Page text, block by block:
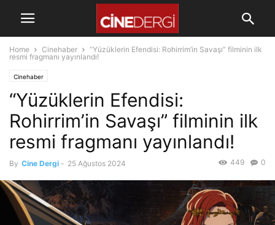
Home Cinehaber
“Yüzüklerin Efendisi: Rohirrim’in Savaşı” filminin ilk
resmi fragmanı yayınlandı!
Cinehaber
“Yüzüklerin Efendisi:
Rohirrim’in Savaşı” filminin ilk
resmi fragmanı yayınlandı!
By Cine Dergi - 25 Ağustos 2024 0
449